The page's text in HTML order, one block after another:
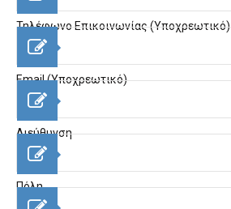
Τηλέφωνο Επικοινωνίας (Υποχρεωτικό)
Email (Υποχρεωτικό)
Διεύθυνση
Πόλη